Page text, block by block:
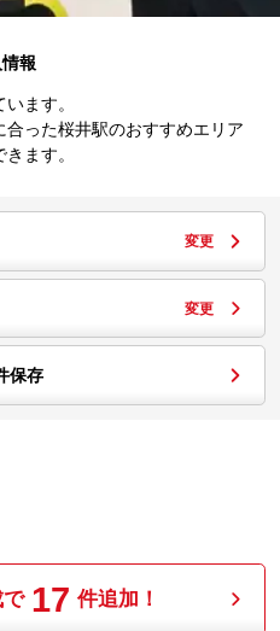
報
ます。
った桜井駅のおすすめエリア
ます。
変更
変更
保存
17 件追加！